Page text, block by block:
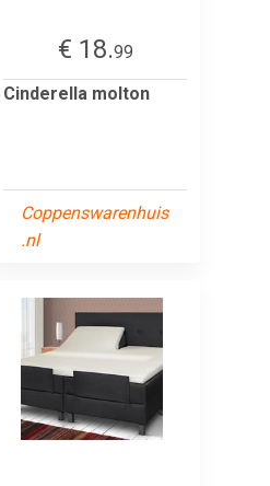
€ 18.99
Cinderella molton
Coppenswarenhuis
.nl